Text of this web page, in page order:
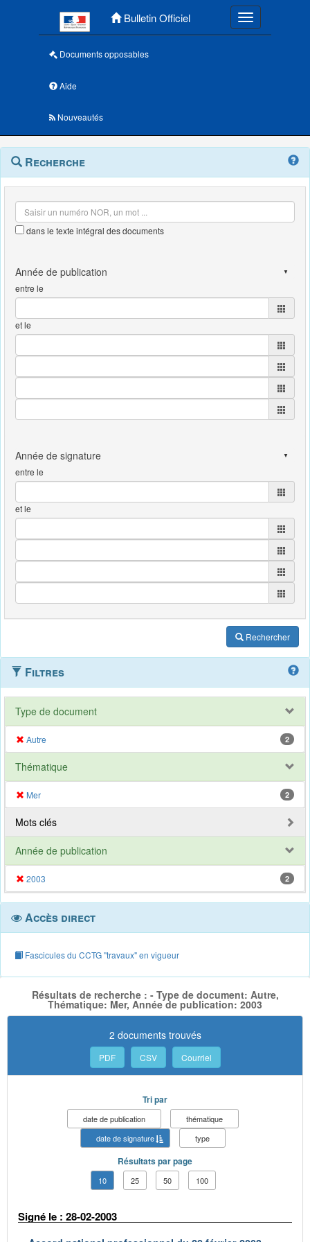
Bulletin Officiel Toggle
Documents opposables
Aide
Nouveautés
Navigation
outils
Menu
contextuel
Recherche
dans le texte intégral des documents
entre le
et le
entre le
et le
Rechercher
Filtres
Type de document
Autre 2
Thématique
Mer 2
Mots clés
Année de publication
2003 2
Accès direct
Fascicules du CCTG "travaux" en vigueur
Résultats de recherche : - Type de document: Autre,
Thématique: Mer, Année de publication: 2003
2 documents trouvés
PDF CSV Courriel
Tri par
date de publication
thématique
date de signature
type
Résultats par page
10 25 50 100
Signé le : 28-02-2003